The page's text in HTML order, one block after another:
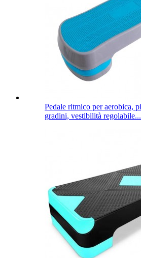
Pedale ritmico per aerobica,
gradini, vestibilità regolabile...